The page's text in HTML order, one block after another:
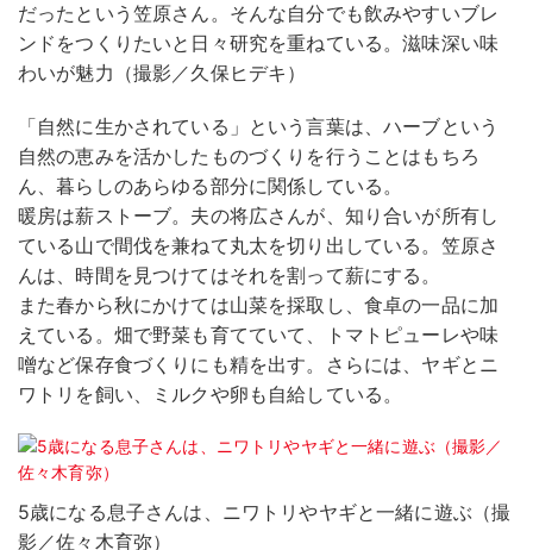
だったという笠原さん。そんな自分でも飲みやすいブレ
ンドをつくりたいと日々研究を重ねている。滋味深い味
わいが魅力（撮影／久保ヒデキ）
「自然に生かされている」という言葉は、ハーブという
自然の恵みを活かしたものづくりを行うことはもちろ
ん、暮らしのあらゆる部分に関係している。
暖房は薪ストーブ。夫の将広さんが、知り合いが所有し
ている山で間伐を兼ねて丸太を切り出している。笠原さ
んは、時間を見つけてはそれを割って薪にする。
また春から秋にかけては山菜を採取し、食卓の一品に加
えている。畑で野菜も育てていて、トマトピューレや味
噌など保存食づくりにも精を出す。さらには、ヤギとニ
ワトリを飼い、ミルクや卵も自給している。
5歳になる息子さんは、ニワトリやヤギと一緒に遊ぶ（撮
影／佐々木育弥）